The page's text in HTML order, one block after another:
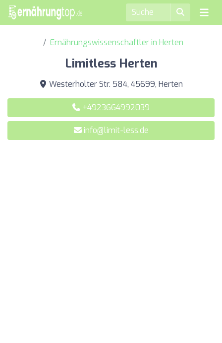
Ernährungswissenschaftler in Herten
Limitless Herten
Westerholter Str. 584, 45699, Herten
+4923664992039
info@limit-less.de